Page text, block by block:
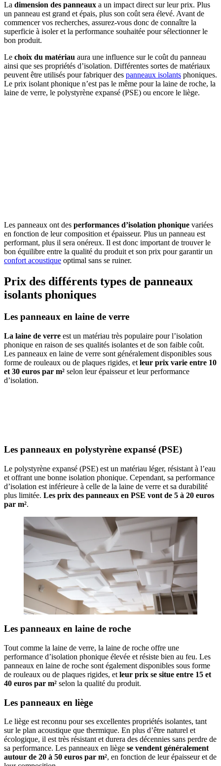
La dimension des panneaux a un impact direct sur leur prix. Plus
un panneau est grand et épais, plus son coût sera élevé. Avant de
commencer vos recherches, assurez-vous donc de connaître la
superficie à isoler et la performance souhaitée pour sélectionner le
bon produit.
Le choix du matériau aura une influence sur le coût du panneau
ainsi que ses propriétés d’isolation. Différentes sortes de matériaux
peuvent être utilisés pour fabriquer des panneaux isolants phoniques.
Le prix isolant phonique n’est pas le même pour la laine de roche, la
laine de verre, le polystyrène expansé (PSE) ou encore le liège.
Les panneaux ont des performances d’isolation phonique variées
en fonction de leur composition et épaisseur. Plus un panneau est
performant, plus il sera onéreux. Il est donc important de trouver le
bon équilibre entre la qualité du produit et son prix pour garantir un
confort acoustique optimal sans se ruiner.
Prix des différents types de panneaux
isolants phoniques
Les panneaux en laine de verre
La laine de verre est un matériau très populaire pour l’isolation
phonique en raison de ses qualités isolantes et de son faible coût.
Les panneaux en laine de verre sont généralement disponibles sous
forme de rouleaux ou de plaques rigides, et leur prix varie entre 10
et 30 euros par m² selon leur épaisseur et leur performance
d’isolation.
Les panneaux en polystyrène expansé (PSE)
Le polystyrène expansé (PSE) est un matériau léger, résistant à l’eau
et offrant une bonne isolation phonique. Cependant, sa performance
d’isolation est inférieure à celle de la laine de verre et sa durabilité
plus limitée. Les prix des panneaux en PSE vont de 5 à 20 euros
par m².
Les panneaux en laine de roche
Tout comme la laine de verre, la laine de roche offre une
performance d’isolation phonique élevée et résiste bien au feu. Les
panneaux en laine de roche sont également disponibles sous forme
de rouleaux ou de plaques rigides, et leur prix se situe entre 15 et
40 euros par m² selon la qualité du produit.
Les panneaux en liège
Le liège est reconnu pour ses excellentes propriétés isolantes, tant
sur le plan acoustique que thermique. En plus d’être naturel et
écologique, il est très résistant et durera des décennies sans perdre de
sa performance. Les panneaux en liège se vendent généralement
autour de 20 à 50 euros par m², en fonction de leur épaisseur et de